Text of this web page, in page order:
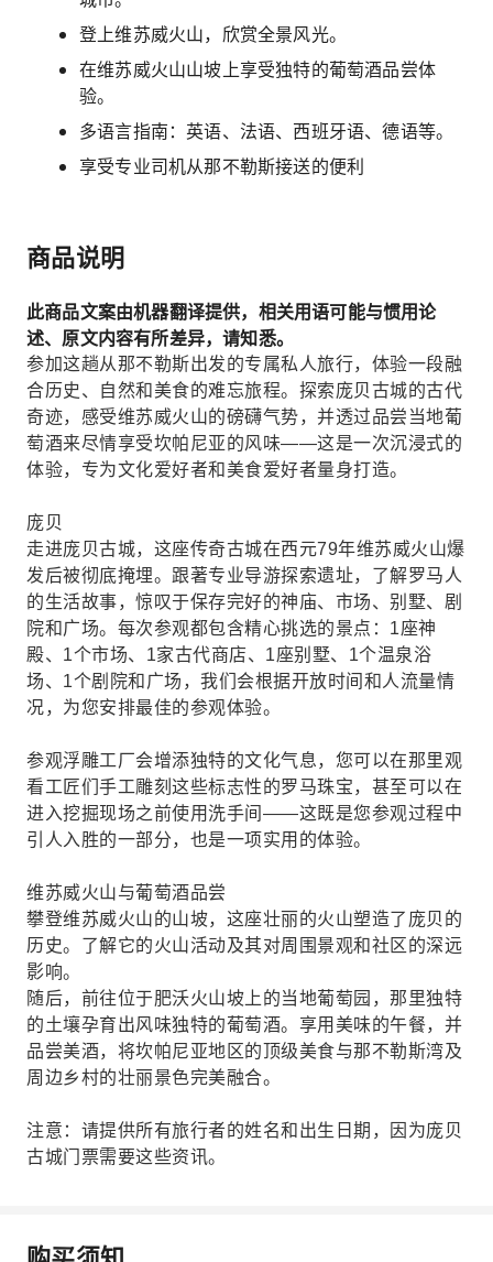
登上维苏威火山，欣赏全景风光。
在维苏威火山山坡上享受独特的葡萄酒品尝体
验。
多语言指南：英语、法语、西班牙语、德语等。
享受专业司机从那不勒斯接送的便利
商品说明
此商品文案由机器翻译提供，相关用语可能与惯用论
述、原文内容有所差异，请知悉。
参加这趟从那不勒斯出发的专属私人旅行，体验一段融
合历史、自然和美食的难忘旅程。探索庞贝古城的古代
奇迹，感受维苏威火山的磅礴气势，并透过品尝当地葡
萄酒来尽情享受坎帕尼亚的风味——这是一次沉浸式的
体验，专为文化爱好者和美食爱好者量身打造。
庞贝
走进庞贝古城，这座传奇古城在西元79年维苏威火山爆
发后被彻底掩埋。跟著专业导游探索遗址，了解罗马人
的生活故事，惊叹于保存完好的神庙、市场、别墅、剧
院和广场。每次参观都包含精心挑选的景点：1座神
殿、1个市场、1家古代商店、1座别墅、1个温泉浴
场、1个剧院和广场，我们会根据开放时间和人流量情
况，为您安排最佳的参观体验。
参观浮雕工厂会增添独特的文化气息，您可以在那里观
看工匠们手工雕刻这些标志性的罗马珠宝，甚至可以在
进入挖掘现场之前使用洗手间——这既是您参观过程中
引人入胜的一部分，也是一项实用的体验。
维苏威火山与葡萄酒品尝
攀登维苏威火山的山坡，这座壮丽的火山塑造了庞贝的
历史。了解它的火山活动及其对周围景观和社区的深远
影响。
随后，前往位于肥沃火山坡上的当地葡萄园，那里独特
的土壤孕育出风味独特的葡萄酒。享用美味的午餐，并
品尝美酒，将坎帕尼亚地区的顶级美食与那不勒斯湾及
周边乡村的壮丽景色完美融合。
注意：请提供所有旅行者的姓名和出生日期，因为庞贝
古城门票需要这些资讯。